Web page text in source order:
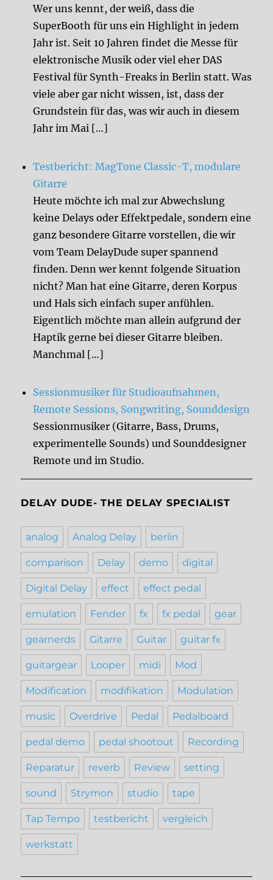
Wer uns kennt, der weiß, dass die
SuperBooth für uns ein Highlight in jedem
Jahr ist. Seit 10 Jahren findet die Messe für
elektronische Musik oder viel eher DAS
Festival für Synth-Freaks in Berlin statt. Was
viele aber gar nicht wissen, ist, dass der
Grundstein für das, was wir auch in diesem
Jahr im Mai […]
Testbericht: MagTone Classic-T, modulare
Gitarre
Heute möchte ich mal zur Abwechslung
keine Delays oder Effektpedale, sondern eine
ganz besondere Gitarre vorstellen, die wir
vom Team DelayDude super spannend
finden. Denn wer kennt folgende Situation
nicht? Man hat eine Gitarre, deren Korpus
und Hals sich einfach super anfühlen.
Eigentlich möchte man allein aufgrund der
Haptik gerne bei dieser Gitarre bleiben.
Manchmal […]
Sessionmusiker für Studioaufnahmen,
Remote Sessions, Songwriting, Sounddesign
Sessionmusiker (Gitarre, Bass, Drums,
experimentelle Sounds) und Sounddesigner
Remote und im Studio.
DELAY DUDE- THE DELAY SPECIALIST
analog Analog Delay berlin
comparison Delay demo digital
Digital Delay effect effect pedal
emulation Fender fx fx pedal gear
gearnerds Gitarre Guitar guitar fx
guitargear Looper midi Mod
Modification modifikation Modulation
music Overdrive Pedal Pedalboard
pedal demo pedal shootout Recording
Reparatur reverb Review setting
sound Strymon studio tape
Tap Tempo testbericht vergleich
werkstatt